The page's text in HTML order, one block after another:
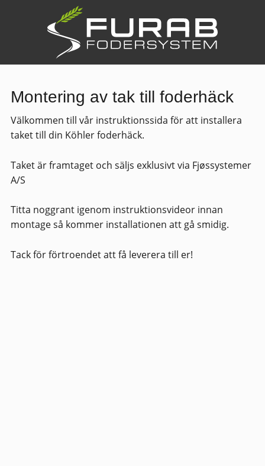
Montering av tak till foderhäck
Välkommen till vår instruktionssida för att installera
taket till din Köhler foderhäck.
Taket är framtaget och säljs exklusivt via Fjøssystemer
A/S
Titta noggrant igenom instruktionsvideor innan
montage så kommer installationen att gå smidig.
Tack för förtroendet att få leverera till er!